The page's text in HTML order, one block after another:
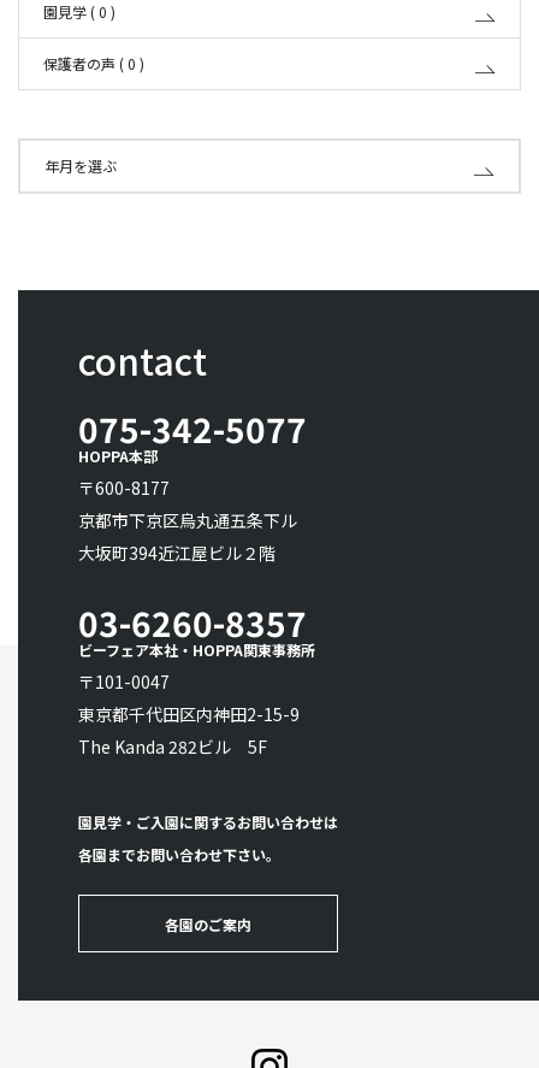
園見学 ( 0 )
保護者の声 ( 0 )
年月を選ぶ
contact
075-342-5077
HOPPA本部
〒600-8177
京都市下京区烏丸通五条下ル
大坂町394近江屋ビル２階
03-6260-8357
ビーフェア本社・HOPPA関東事務所
〒101-0047
東京都千代田区内神田2-15-9
The Kanda 282ビル 5F
園見学・ご入園に関するお問い合わせは
各園までお問い合わせ下さい。
各園のご案内